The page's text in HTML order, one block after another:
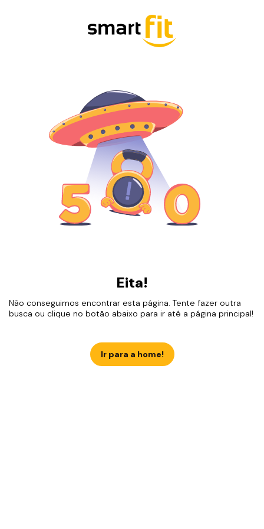
Eita!
Não conseguimos encontrar esta página. Tente fazer outra
busca ou clique no botão abaixo para ir até a página principal!
Ir para a home!